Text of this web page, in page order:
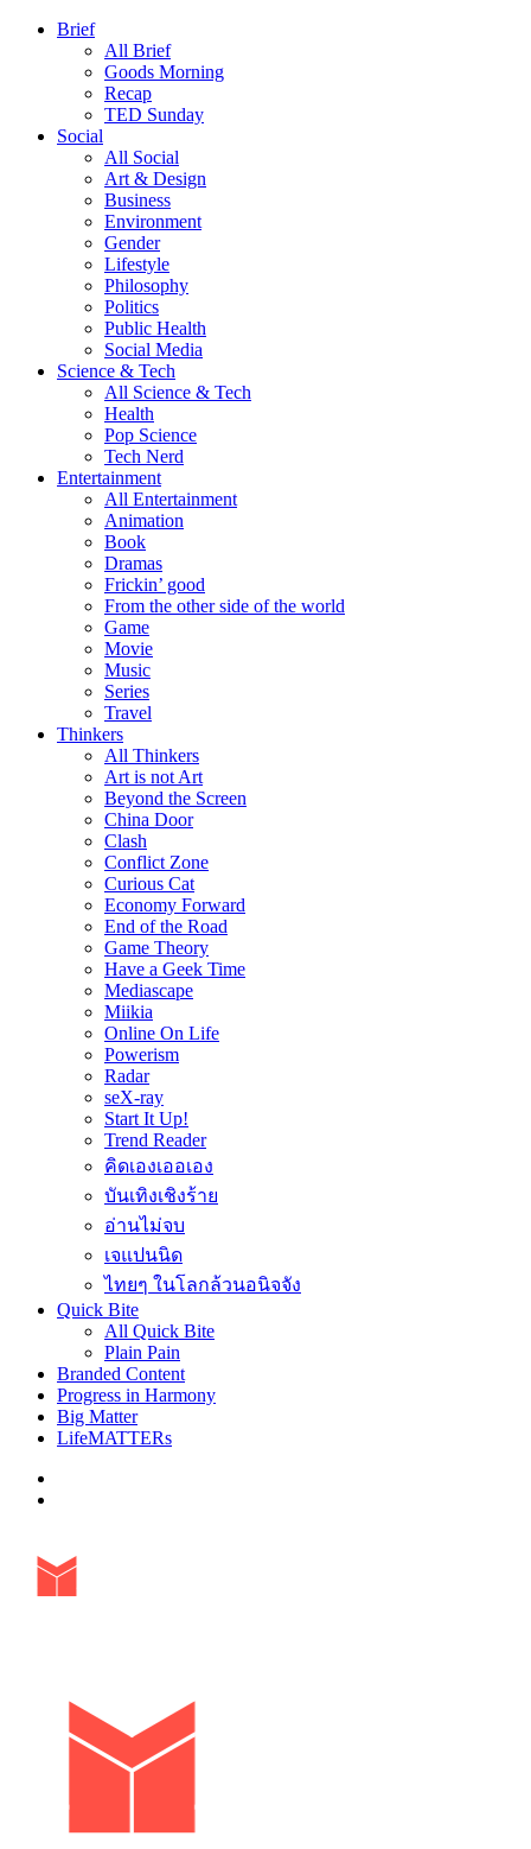
Brief
All Brief
Goods Morning
Recap
TED Sunday
Social
All Social
Art & Design
Business
Environment
Gender
Lifestyle
Philosophy
Politics
Public Health
Social Media
Science & Tech
All Science & Tech
Health
Pop Science
Tech Nerd
Entertainment
All Entertainment
Animation
Book
Dramas
Frickin’ good
From the other side of the world
Game
Movie
Music
Series
Travel
Thinkers
All Thinkers
Art is not Art
Beyond the Screen
China Door
Clash
Conflict Zone
Curious Cat
Economy Forward
End of the Road
Game Theory
Have a Geek Time
Mediascape
Miikia
Online On Life
Powerism
Radar
seX-ray
Start It Up!
Trend Reader
คิดเองเออเอง
บันเทิงเชิงร้าย
อ่านไม่จบ
เจแปนนิด
ไทยๆ ในโลกล้วนอนิจจัง
Quick Bite
All Quick Bite
Plain Pain
Branded Content
Progress in Harmony
Big Matter
LifeMATTERs